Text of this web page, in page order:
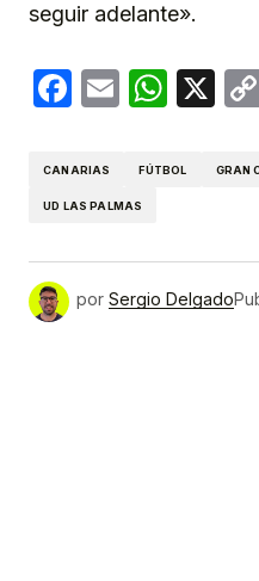
seguir adelante».
Facebook
Email X
CANARIAS FÚTBOL GRAN
UD LAS PALMAS
por Sergio Delgado